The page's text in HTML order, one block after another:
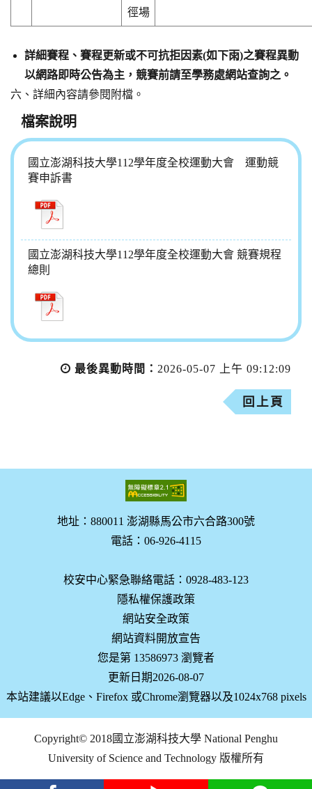
徑場
詳細賽程、賽程更新或不可抗拒因素(如下雨)之賽程異動
以網路即時公告為主，競賽前請至學務處網站查詢之。
六、詳細內容請參閱附檔。
檔案說明
國立澎湖科技大學112學年度全校運動大會 運動競
賽申訴書
國立澎湖科技大學112學年度全校運動大會 競賽規程
總則
最後異動時間： 2026-05-07 上午 09:12:09
回上頁
地址：880011 澎湖縣馬公市六合路300號
電話：06-926-4115
校安中心緊急聯絡電話：0928-483-123
隱私權保護政策
網站安全政策
網站資料開放宣告
您是第 13586973 瀏覽者
更新日期2026-08-07
本站建議以Edge、Firefox 或Chrome瀏覽器以及1024x768 pixels
Copyright© 2018國立澎湖科技大學 National Penghu
University of Science and Technology 版權所有